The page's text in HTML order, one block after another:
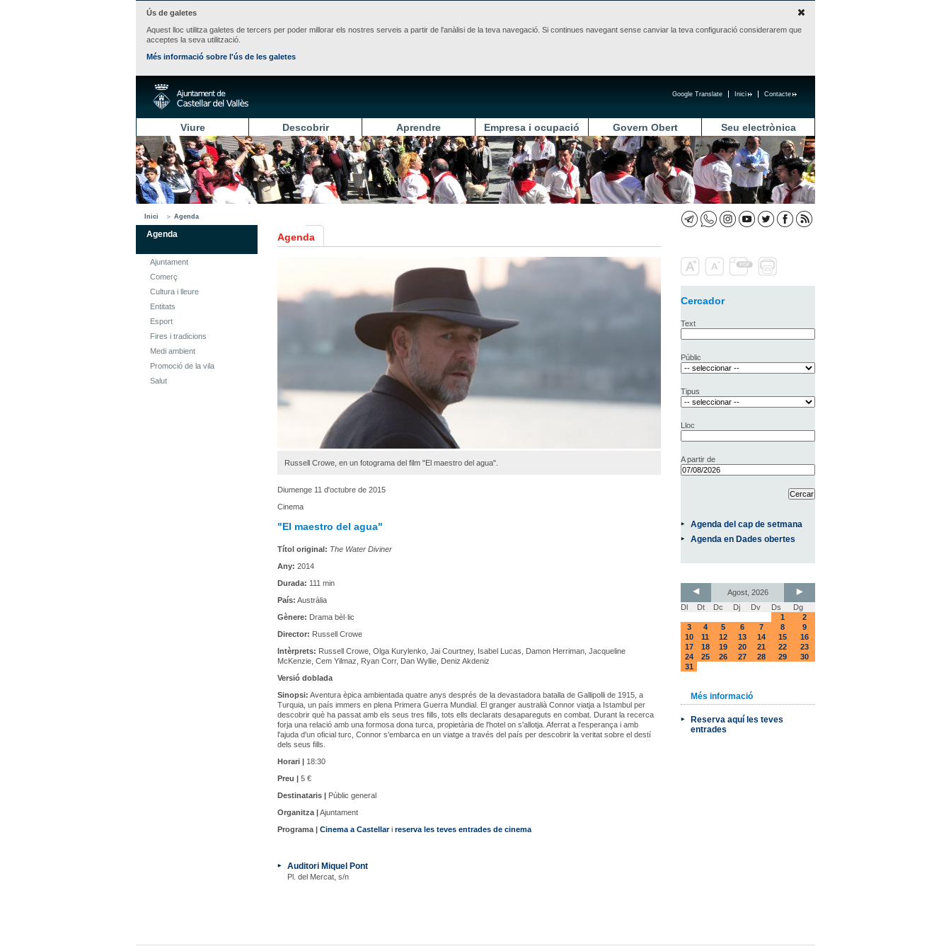
Ús de galetes
Aquest lloc utilitza galetes de tercers per poder millorar els nostres serveis a partir de l'anàlisi de la teva navegació. Si continues navegant sense canviar la teva configuració considerarem que
acceptes la seva utilització.
Més informació sobre l'ús de les galetes
Contacte
Inici
Google Translate
Viure Descobrir Aprendre Empresa i ocupació Govern Obert Seu electrònica
Inici Agenda
Agenda
Ajuntament
Comerç
Cultura i lleure
Entitats
Esport
Fires i tradicions
Medi ambient
Promoció de la vila
Salut
Agenda
Russell Crowe, en un fotograma del film "El maestro del agua".
Diumenge 11 d'octubre de 2015
Cinema
"El maestro del agua"
Títol original: The Water Diviner
Any: 2014
Durada: 111 min
País: Austràlia
Gènere: Drama bèl·lic
Director: Russell Crowe
Intèrprets: Russell Crowe, Olga Kurylenko, Jai Courtney, Isabel Lucas, Damon Herriman, Jacqueline
McKenzie, Cem Yilmaz, Ryan Corr, Dan Wyllie, Deniz Akdeniz
Versió doblada
Sinopsi: Aventura èpica ambientada quatre anys després de la devastadora batalla de Gallipolli de 1915, a
Turquia, un país immers en plena Primera Guerra Mundial. El granger australià Connor viatja a Istambul per
descobrir què ha passat amb els seus tres fills, tots ells declarats desapareguts en combat. Durant la recerca
forja una relació amb una formosa dona turca, propietària de l'hotel on s'allotja. Aferrat a l'esperança i amb
l'ajuda d'un oficial turc, Connor s'embarca en un viatge a través del país per descobrir la veritat sobre el destí
dels seus fills.
Horari | 18:30
Preu | 5 €
Destinataris | Públic general
Organitza |Ajuntament
Programa | Cinema a Castellari reserva les teves entrades de cinema
Auditori Miquel Pont
Pl. del Mercat, s/n
Cercador
Text
Públic
Tipus
Lloc
A partir de
Agenda del cap de setmana
Agenda en Dades obertes
Agost, 2026
Dl
Dt Dc Dj Dv Ds
Dg
1
2
3
4 5 6 7 8
9
10
11 12 13 14 15
16
17
18 19 20 21 22
23
24
25 26 27 28 29
30
31
Més informació
Reserva aquí les teves
entrades